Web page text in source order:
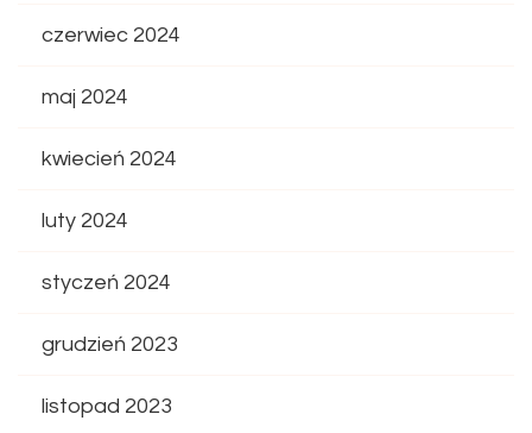
czerwiec 2024
maj 2024
kwiecień 2024
luty 2024
styczeń 2024
grudzień 2023
listopad 2023